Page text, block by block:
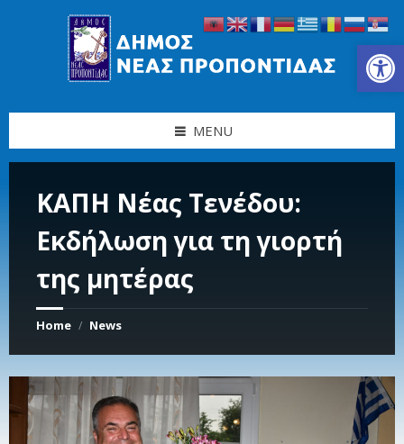
Ανοίξτε τη γραμμή εργαλείων
MENU
ΚΑΠΗ Νέας Τενέδου:
Εκδήλωση για τη γιορτή
της μητέρας
Home / News